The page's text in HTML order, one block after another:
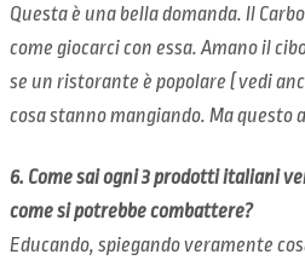
Questa è una bella domanda. Il
come giocarci con essa. Amano il
se un ristorante è popolare ( vedi
cosa stanno mangiando. Ma questo
6. Come sai ogni 3 prodotti italiani
come si potrebbe combattere?
Educando, spiegando veramente